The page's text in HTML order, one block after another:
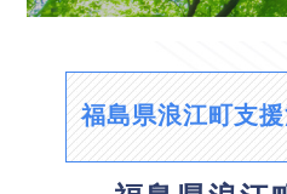
福島県浪江町支